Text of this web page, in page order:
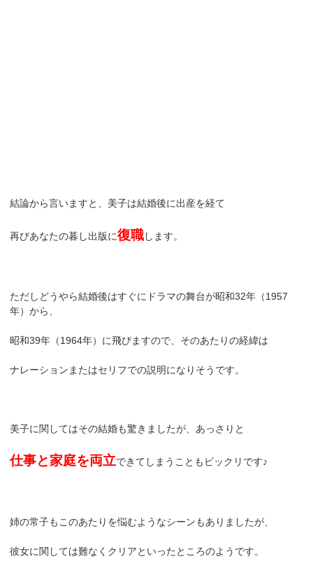
結論から言いますと、美子は結婚後に出産を経て
再びあなたの暮し出版に復職します。
ただしどうやら結婚後はすぐにドラマの舞台が昭和32年（1957
年）から、
昭和39年（1964年）に飛びますので、そのあたりの経緯は
ナレーションまたはセリフでの説明になりそうです。
美子に関してはその結婚も驚きましたが、あっさりと
仕事と家庭を両立できてしまうこともビックリです♪
姉の常子もこのあたりを悩むようなシーンもありましたが、
彼女に関しては難なくクリアといったところのようです。